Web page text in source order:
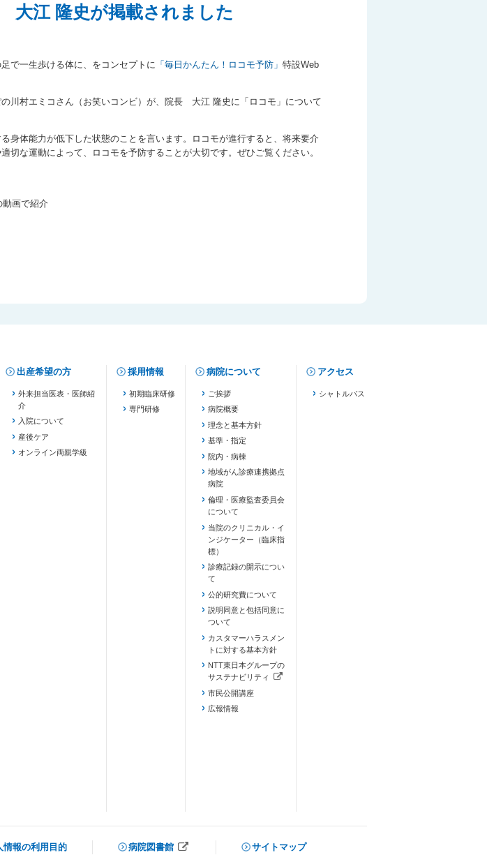
大江 隆史が掲載されました
で一生歩ける体に、をコンセプトに 「毎日かんたん！ロコモ予防」 特設Web
川村エミコさん（お笑いコンビ）が、院長 大江 隆史に「ロコモ」について
身体能力が低下した状態のことを言います。ロコモが進行すると、将来要介
な運動によって、ロコモを予防することが大切です。ぜひご覧ください。
動画で紹介
出産希望の方
外来担当医表・医師紹
介
入院について
産後ケア
オンライン両親学級
採用情報
初期臨床研修
専門研修
病院について
ご挨拶
病院概要
理念と基本方針
基準・指定
院内・病棟
地域がん診療連携拠点
病院
倫理・医療監査委員会
について
当院のクリニカル・イ
ンジケーター（臨床指
標）
診療記録の開示につい
て
公的研究費について
説明同意と包括同意に
ついて
カスタマーハラスメン
トに対する基本方針
NTT東日本グループの
サステナビリティ
（新しいタブで開きます）
市民公開講座
広報情報
アクセス
シャトルバス
情報の利用目的 病院図書館 サイトマップ